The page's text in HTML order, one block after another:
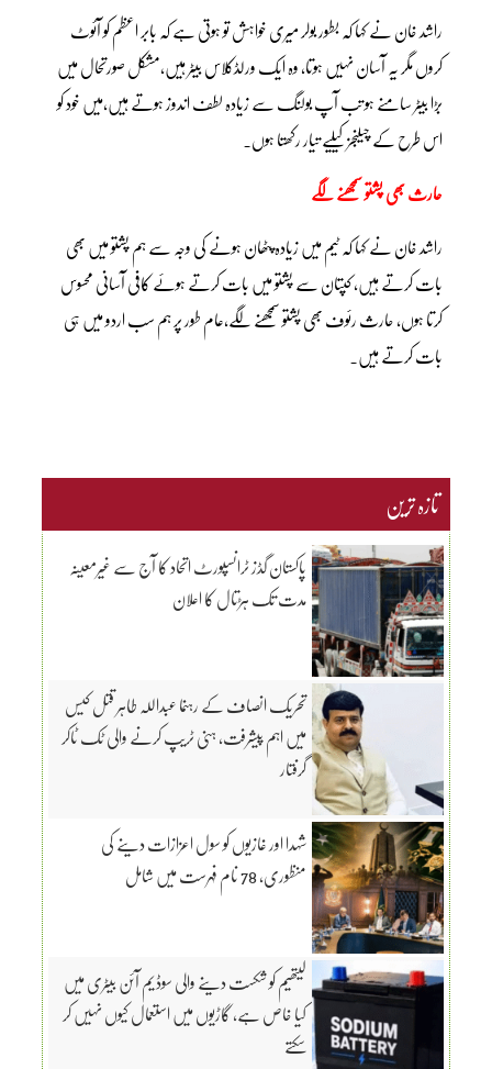
راشد خان نے کہا کہ بطور بولر میری خواہش تو ہوتی ہے کہ بابر اعظم کو آئوٹ
کروں مگر یہ آسان نہیں ہوتا، وہ ایک ورلڈکلاس بیٹر ہیں،مشکل صورتحال میں
بڑا بیٹر سامنے ہو تب آپ بولنگ سے زیادہ لطف اندوز ہوتے ہیں،میں خود کو
اس طرح کے چیلنجز کیلیے تیار رکھتا ہوں۔
حارث بھی پشتو سمجھنے لگے
راشد خان نے کہا کہ ٹیم میں زیادہ پٹھان ہونے کی وجہ سے ہم پشتو میں بھی
بات کرتے ہیں، کپتان سے پشتو میں بات کرتے ہوئے کافی آسانی محسوس
کرتا ہوں، حارث رئوف بھی پشتو سمجھنے لگے،عام طور پر ہم سب اردو میں ہی
بات کرتے ہیں۔
تازہ ترین
پاکستان گڈز ٹرانسپورٹ اتحاد کا آج سے غیرمعینہ
مدت تک ہڑتال کا اعلان
تحریک انصاف کے رہنما عبداللہ طاہر قتل کیس
میں اہم پیشرفت، ہنی ٹریپ کرنے والی ٹک ٹاکر
گرفتار
شہدا اور غازیوں کو سول اعزازات دینے کی
منظوری، 78 نام فہرست میں شامل
لیتھیم کو شکست دینے والی سوڈیم آئن بیٹری میں
کیا خاص ہے، گاڑیوں میں استعمال کیوں نہیں کر
سکتے